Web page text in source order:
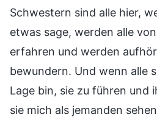
Schwestern sind alle hier,
etwas sage, werden alle
erfahren und werden
bewundern. Und wenn alle
Lage bin, sie zu führen und
sie mich als jemanden